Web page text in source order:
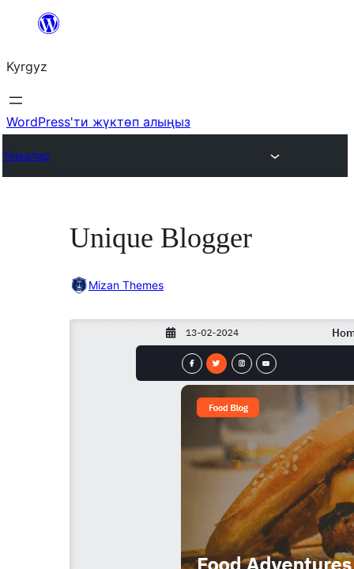
Мазмунга
Kyrgyz
WordPress'ти жүктөп алыңыз
Темалар
Unique Blogger
Mizan Themes